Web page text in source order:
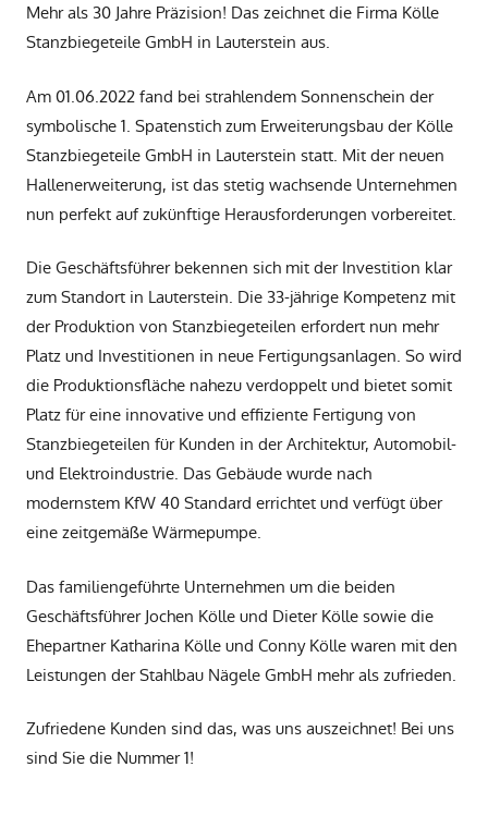
Mehr als 30 Jahre Präzision! Das zeichnet die Firma Kölle
Stanzbiegeteile GmbH in Lauterstein aus.
Am 01.06.2022 fand bei strahlendem Sonnenschein der
symbolische 1. Spatenstich zum Erweiterungsbau der Kölle
Stanzbiegeteile GmbH in Lauterstein statt. Mit der neuen
Hallenerweiterung, ist das stetig wachsende Unternehmen
nun perfekt auf zukünftige Herausforderungen vorbereitet.
Die Geschäftsführer bekennen sich mit der Investition klar
zum Standort in Lauterstein. Die 33-jährige Kompetenz mit
der Produktion von Stanzbiegeteilen erfordert nun mehr
Platz und Investitionen in neue Fertigungsanlagen. So wird
die Produktionsfläche nahezu verdoppelt und bietet somit
Platz für eine innovative und effiziente Fertigung von
Stanzbiegeteilen für Kunden in der Architektur, Automobil-
und Elektroindustrie. Das Gebäude wurde nach
modernstem KfW 40 Standard errichtet und verfügt über
eine zeitgemäße Wärmepumpe.
Das familiengeführte Unternehmen um die beiden
Geschäftsführer Jochen Kölle und Dieter Kölle sowie die
Ehepartner Katharina Kölle und Conny Kölle waren mit den
Leistungen der Stahlbau Nägele GmbH mehr als zufrieden.
Zufriedene Kunden sind das, was uns auszeichnet! Bei uns
sind Sie die Nummer 1!